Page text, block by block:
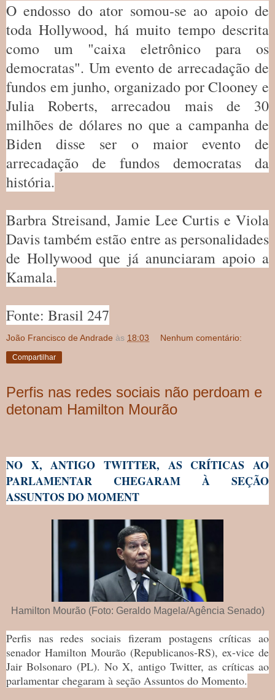
O endosso do ator somou-se ao apoio de
toda Hollywood, há muito tempo descrita
como um "caixa eletrônico para os
democratas". Um evento de arrecadação de
fundos em junho, organizado por Clooney e
Julia Roberts, arrecadou mais de 30
milhões de dólares no que a campanha de
Biden disse ser o maior evento de
arrecadação de fundos democratas da
história.
Barbra Streisand, Jamie Lee Curtis e Viola
Davis também estão entre as personalidades
de Hollywood que já anunciaram apoio a
Kamala.
Fonte: Brasil 247
João Francisco de Andrade às 18:03 Nenhum comentário:
Compartilhar
Perfis nas redes sociais não perdoam e
detonam Hamilton Mourão
NO X, ANTIGO TWITTER, AS CRÍTICAS AO
PARLAMENTAR CHEGARAM À SEÇÃO
ASSUNTOS DO MOMENT
Hamilton Mourão (Foto: Geraldo Magela/Agência Senado)
Perfis nas redes sociais fizeram postagens críticas ao
senador Hamilton Mourão (Republicanos-RS), ex-vice de
Jair Bolsonaro (PL). No X, antigo Twitter, as críticas ao
parlamentar chegaram à seção Assuntos do Momento.